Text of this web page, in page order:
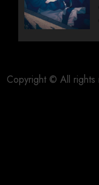
Copyright © All rights